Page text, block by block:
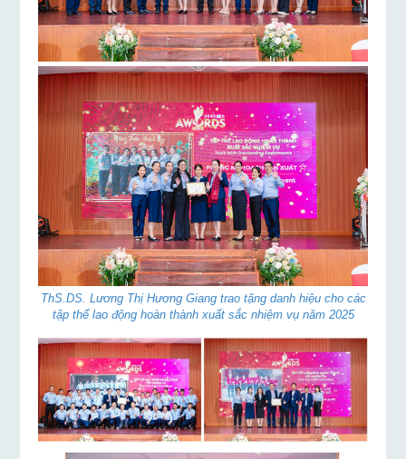
ThS.DS. Lương Thị Hương Giang trao tặng danh hiệu cho các
tập thể lao động hoàn thành xuất sắc nhiệm vụ năm 2025